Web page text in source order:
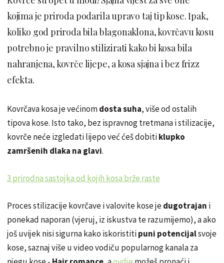
kojima je priroda podarila upravo taj tip kose. Ipak,
koliko god priroda bila blagonaklona, kovrčavu kosu
potrebno je pravilno stilizirati kako bi kosa bila
nahranjena, kovrče lijepe, a kosa sjajna i bez frizz
efekta.
Kovrčava kosa je većinomdosta suha, više od ostalih
tipova kose. Isto tako, bez ispravnog tretmana i stilizacije,
kovrče neće izgledati lijepo već ćeš dobitiklupko
zamršenih dlaka na glavi.
3 prirodna sastojka od kojih kosa brže raste
Proces stilizacije kovrčave i valovite kose jedugotrajan i
ponekad naporan (vjeruj, iz iskustva te razumijemo), a ako
još uvijek nisi sigurna kako iskoristitipuni potencijalsvoje
kose, saznaj više u video vodiču popularnog kanala za